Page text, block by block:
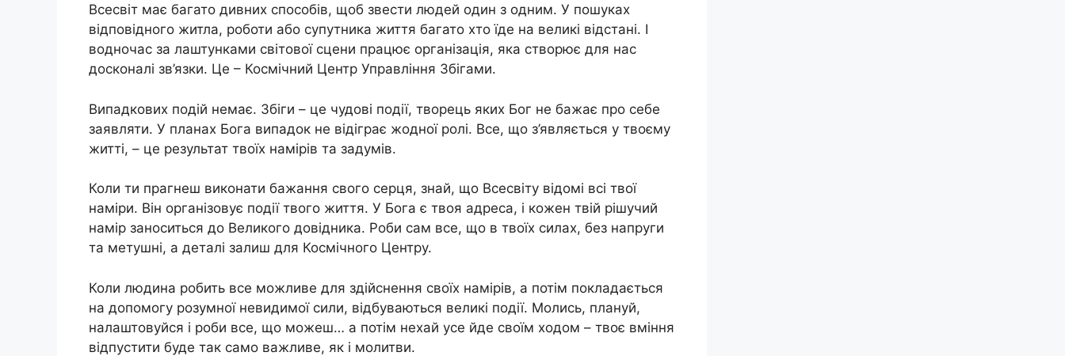
Всесвіт має багато дивних способів, щоб звести людей один з одним. У пошуках
відповідного житла, роботи або супутника життя багато хто їде на великі відстані. І
водночас за лаштунками світової сцени працює організація, яка створює для нас
досконалі зв’язки. Це – Космічний Центр Управління Збігами.
Випадкових подій немає. Збіги – це чудові події, творець яких Бог не бажає про себе
заявляти. У планах Бога випадок не відіграє жодної ролі. Все, що з’являється у твоєму
житті, – це результат твоїх намірів та задумів.
Коли ти прагнеш виконати бажання свого серця, знай, що Всесвіту відомі всі твої
наміри. Він організовує події твого життя. У Бога є твоя адреса, і кожен твій рішучий
намір заноситься до Великого довідника. Роби сам все, що в твоїх силах, без напруги
та метушні, а деталі залиш для Космічного Центру.
Коли людина робить все можливе для здійснення своїх намірів, а потім покладається
на допомогу розумної невидимої сили, відбуваються великі події. Молись, плануй,
налаштовуйся і роби все, що можеш… а потім нехай усе йде своїм ходом – твоє вміння
відпустити буде так само важливe, як і молитви.